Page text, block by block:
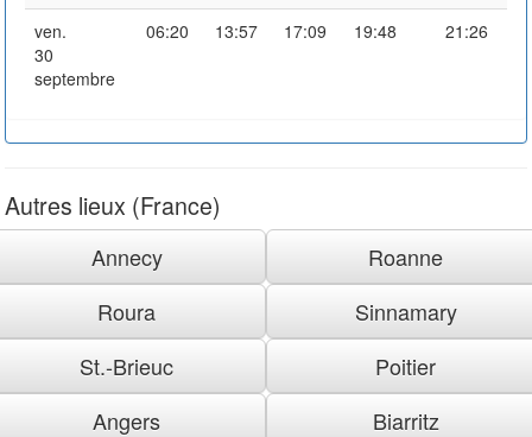
ven.
30
septembre
06:20 13:57 17:09 19:48 21:26
Autres lieux (France)
Annecy
Roanne
Roura
Sinnamary
St.-Brieuc
Poitier
Angers
Biarritz